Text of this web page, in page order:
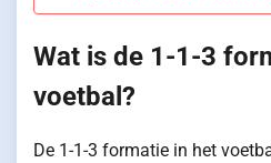
Wat is de 1-1-3
voetbal?
De 1-1-3 formatie in het